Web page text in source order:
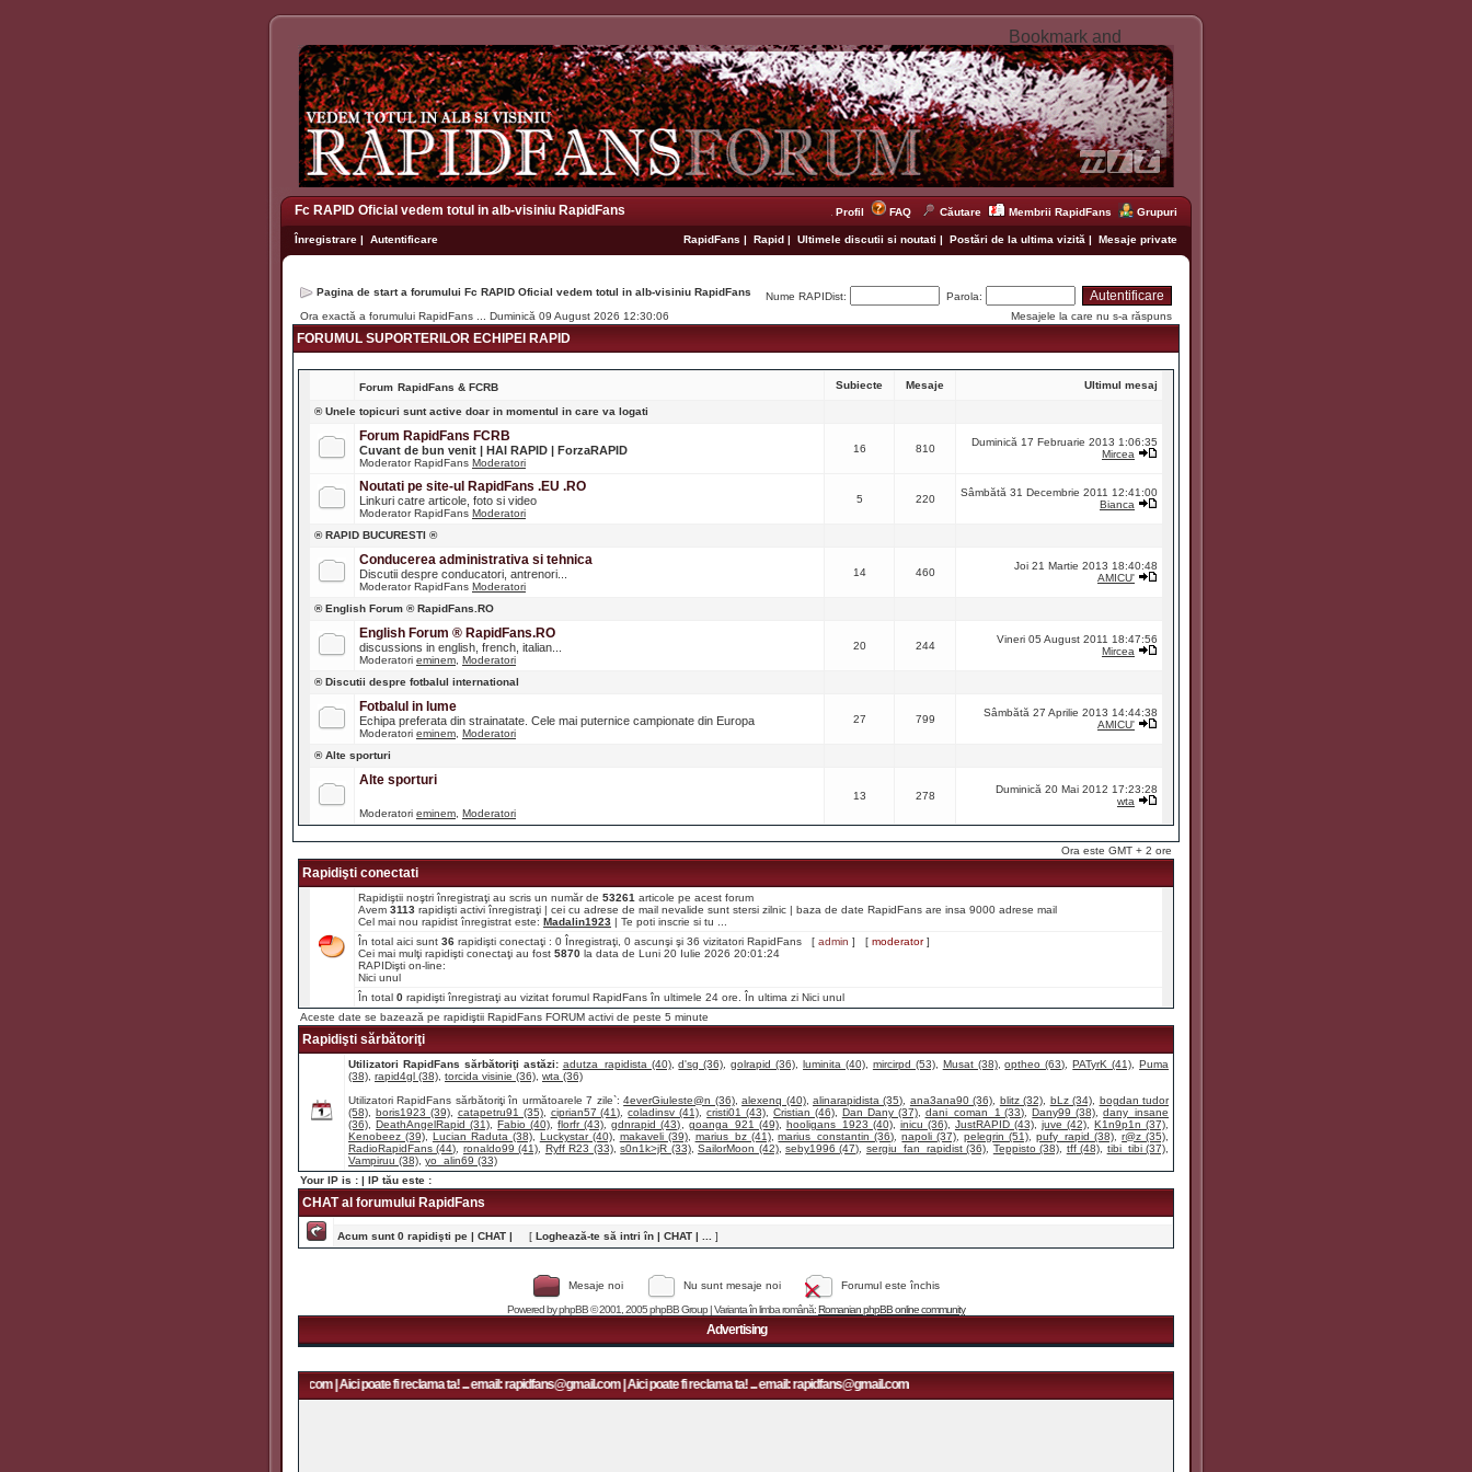
Fc RAPID Oficial vedem totul in alb-visiniu RapidFans Profil FAQ Căutare Membrii RapidFans Grupuri
Înregistrare | Autentificare RapidFans | Rapid | Ultimele discutii si noutati | Postări de la ultima vizită | Mesaje private
Pagina de start a forumului Fc RAPID Oficial vedem totul in alb-visiniu RapidFans Nume RAPIDist:
Parola:
Ora exactă a forumului RapidFans ... Duminică 09 August 2026 12:30:06
Mesajele la care nu s-a răspuns
FORUMUL SUPORTERILOR ECHIPEI RAPID
Forum RapidFans & FCRB Subiecte Mesaje Ultimul mesaj
® Unele topicuri sunt active doar in momentul in care va logati
Forum RapidFans FCRB
Cuvant de bun venit | HAI RAPID | ForzaRAPID
Moderator RapidFans Moderatori
16 810
Duminică 17 Februarie 2013 1:06:35
Mircea
Noutati pe site-ul RapidFans .EU .RO
Linkuri catre articole, foto si video
Moderator RapidFans Moderatori
5 220
Sâmbătă 31 Decembrie 2011 12:41:00
Bianca
® RAPID BUCURESTI ®
Conducerea administrativa si tehnica
Discutii despre conducatori, antrenori...
Moderator RapidFans Moderatori
14 460
Joi 21 Martie 2013 18:40:48
AMICU'
® English Forum ® RapidFans.RO
English Forum ® RapidFans.RO
discussions in english, french, italian...
Moderatori eminem Moderatori
20 244
Vineri 05 August 2011 18:47:56
Mircea
® Discutii despre fotbalul international
Fotbalul in lume
Echipa preferata din strainatate. Cele mai puternice campionate din Europa
Moderatori eminem Moderatori
27 799
Sâmbătă 27 Aprilie 2013 14:44:38
AMICU'
® Alte sporturi
Alte sporturi
Moderatori eminem Moderatori
13 278
Duminică 20 Mai 2012 17:23:28
wta
Ora este GMT + 2 ore
Rapidişti conectati
Rapidiştii noştri înregistraţi au scris un număr de 53261 articole pe acest forum
Avem 3113 rapidişti activi înregistraţi | cei cu adrese de mail nevalide sunt stersi zilnic | baza de date RapidFans are insa 9000 adrese mail
Cel mai nou rapidist înregistrat este: Madalin1923 | Te poti inscrie si tu ...
În total aici sunt 36 rapidişti conectaţi : 0 Înregistraţi, 0 ascunşi şi 36 vizitatori RapidFans [ admin ] [ moderator]
Cei mai mulţi rapidişti conectaţi au fost 5870 la data de Luni 20 Iulie 2026 20:01:24
RAPIDişti on-line:
Nici unul
În total 0 rapidişti înregistraţi au vizitat forumul RapidFans în ultimele 24 ore. În ultima zi Nici unul
Aceste date se bazează pe rapidiştii RapidFans FORUM activi de peste 5 minute
Rapidişti sărbătoriţi
Utilizatori RapidFans sărbătoriţi astăzi: adutza_rapidista (40),d'sg (36) ,golrapid (36) ,luminita (40), mircirpd (53), Musat (38),optheo (63) ,PATyrK (41) ,Puma
(38) rapid4gl (38) torcida visinie (36) wta (36)
Utilizatori RapidFans sărbătoriţi în următoarele 7 zile`:4everGiuleste@n (36),alexenq (40), alinarapidista (35) ana3ana90 (36) blitz (32) bLz (34)
bogdan tudor
(58)
boris1923 (39), catapetru91 (35), ciprian57 (41) ,coladinsv (41) ,cristi01 (43) Cristian (46), Dan Dany (37), dani_coman_1 (33) ,Dany99 (38) ,dany_insane
(36) ,DeathAngelRapid (31) ,Fabio (40) ,florfr (43) ,gdnrapid (43) goanga_921 (49), hooligans_1923 (40), inicu (36), JustRAPID (43) ,juve (42) ,K1n9p1n (37)
Kenobeez (39), Lucian Raduta (38), Luckystar (40), makaveli (39), marius_bz (41),marius_constantin (36) ,napoli (37) ,pelegrin (51) ,pufy_rapid (38) ,r@z (35)
RadioRapidFans (44)
ronaldo99 (41) Ryff R23 (33),s0n1k>jR (33),SailorMoon (42), seby1996 (47) sergiu_fan_rapidist (36) Teppisto (38) tff (48) tibi_tibi (37)
Vampiruu (38) yo_alin69 (33)
Your IP is : | IP tău este :
CHAT al forumului RapidFans
Acum sunt 0 rapidişti pe | CHAT | [ Loghează-te să intri în | CHAT | ... ]
Mesaje noi Nu sunt mesaje noi
Forumul este închis
Powered byphpBB© 2001, 2005 phpBB Group | Varianta în limba română:Romanian phpBB online community
Advertising
Aici poate fi reclama ta! ... email: rapidfans@gmail.com | Aici poate fi reclama ta! ... email: rapidfans@gmail.com | Aici poate fi reclama ta! ... email: rapidfans@gmail.com